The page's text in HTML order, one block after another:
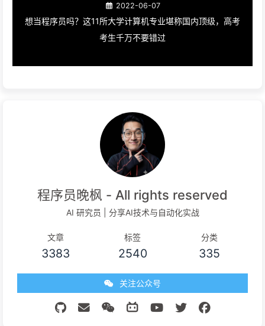
2022-06-07
想当程序员吗？这11所大学计算机专业堪称国内顶级，高考
考生千万不要错过
程序员晚枫 - All rights reserved
AI 研究员 | 分享AI技术与自动化实战
文章
3383
标签
2540
分类
335
关注公众号